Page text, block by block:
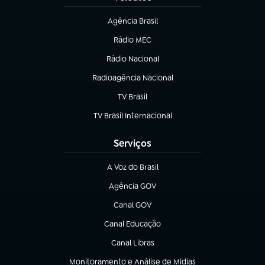
Agência Brasil
(abre em nova aba)
Rádio MEC
Rádio Nacional
(abre em nova aba)
Radioagência Nacional
(abre em nova aba)
TV Brasil
(abre em nova aba)
TV Brasil Internacional
(abre em nova aba)
Serviços
A Voz do Brasil
(abre em nova aba)
Agência GOV
(abre em nova aba)
Canal GOV
(abre em nova aba)
Canal Educação
(abre em nova aba)
Canal Libras
(abre em nova aba)
Monitoramento e Análise de Mídias